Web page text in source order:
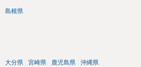
島根県
大分県 宮崎県 鹿児島県 沖縄県